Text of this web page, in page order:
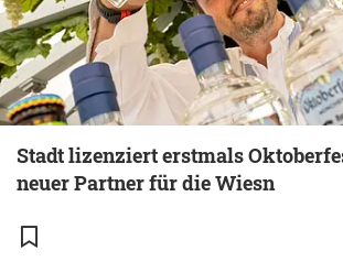
Stadt lizenziert erstmals
neuer Partner für die Wiesn